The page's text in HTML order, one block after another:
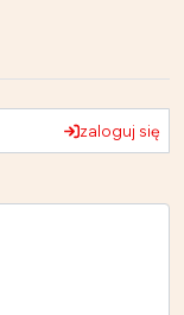
zaloguj się